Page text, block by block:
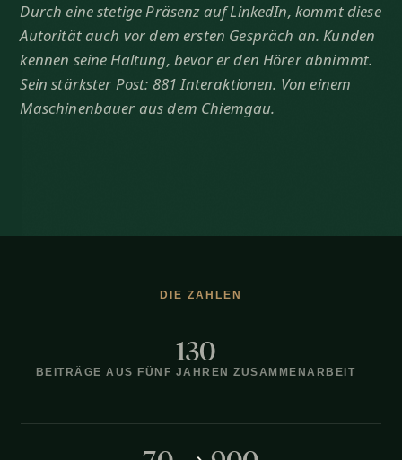
Durch eine stetige Präsenz auf LinkedIn, kommt diese
Autorität auch vor dem ersten Gespräch an. Kunden
kennen seine Haltung, bevor er den Hörer abnimmt.
Sein stärkster Post: 881 Interaktionen. Von einem
Maschinenbauer aus dem Chiemgau.
DIE ZAHLEN
130
BEITRÄGE AUS FÜNF JAHREN ZUSAMMENARBEIT